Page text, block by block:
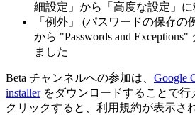
細設定」から「高度な設定」
「例外」 (パスワードの保存の
から "Passwords and
ました
Beta チャンネルへの参加は、 Google
installerをダウンロードすることで行
クリックすると、利用規約が表示さ